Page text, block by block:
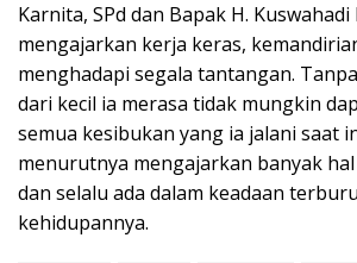
Karnita, SPd dan Bapak H.
mengajarkan kerja keras,
menghadapi segala tantangan.
dari kecil ia merasa tidak mungkin
semua kesibukan yang ia jalani saat
menurutnya mengajarkan banyak
dan selalu ada dalam keadaan
kehidupannya.